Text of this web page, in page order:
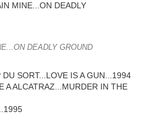
MINE...ON DEADLY
DEADLY GROUND
SORT...LOVE IS A GUN...1994
A ALCATRAZ...MURDER IN THE